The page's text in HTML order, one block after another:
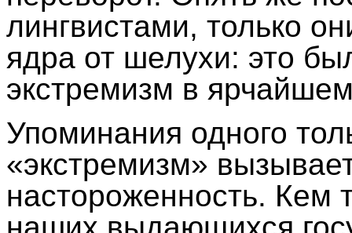
лингвистами, только
ядра от шелухи: это
экстремизм в
Упоминания одного
«экстремизм»
настороженность. Кем